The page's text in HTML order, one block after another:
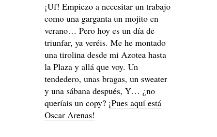
¡Uf! Empiezo a necesitar un trabajo
como una garganta un mojito en
verano… Pero hoy es un día de
triunfar, ya veréis. Me he montado
una tirolina desde mi Azotea hasta
la Plaza y allá que voy. Un
tendedero, unas bragas, un sweater
y una sábana después, Y… ¿no
queríais un copy? ¡Pues aquí está
Oscar Arenas!